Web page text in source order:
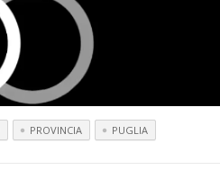
PROVINCIA PUGLIA